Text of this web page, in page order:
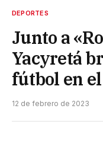
DEPORTES
Junto a
Yacyretá
fútbol en
12 de febrero de 2023